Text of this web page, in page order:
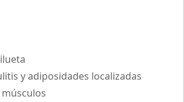
y adiposidades localizadas